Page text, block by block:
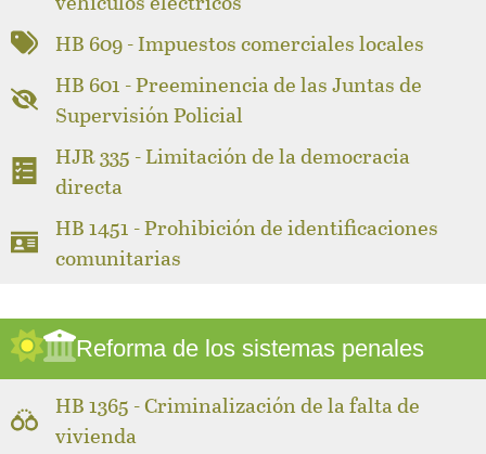
HB 609 - Impuestos comerciales locales
HB 601 - Preeminencia de las Juntas de
Supervisión Policial
HJR 335 - Limitación de la democracia
directa
HB 1451 - Prohibición de identificaciones
comunitarias
Reforma de los sistemas penales
HB 1365 - Criminalización de la falta de
vivienda